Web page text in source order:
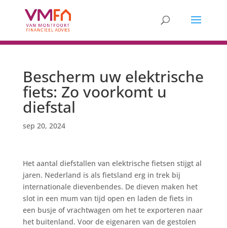
Bescherm uw elektrische
fiets: Zo voorkomt u
diefstal
sep 20, 2024
Het aantal diefstallen van elektrische fietsen stijgt al
jaren. Nederland is als fietsland erg in trek bij
internationale dievenbendes. De dieven maken het
slot in een mum van tijd open en laden de fiets in
een busje of vrachtwagen om het te exporteren naar
het buitenland. Voor de eigenaren van de gestolen